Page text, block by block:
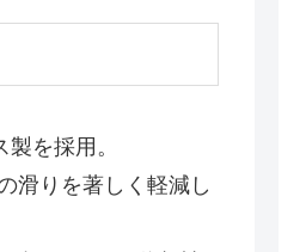
を採用。
滑りを著しく軽減し